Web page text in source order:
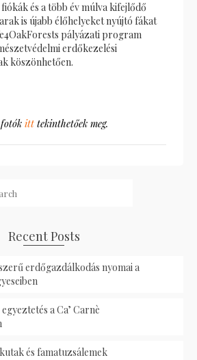
és a több év múlva kifejlődő
is újabb élőhelyeket nyújtó fákat
pályázati program
erdőkezelési
köszönhetően.
itt tekinthetőek meg.
Recent Posts
erdőgazdálkodás nyomai a
a Ca’ Carnè
és famatuzsálemek